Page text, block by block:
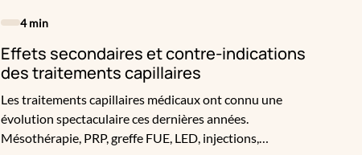
4 min
Effets secondaires et contre-indications
des traitements capillaires
Les traitements capillaires médicaux ont connu une
évolution spectaculaire ces dernières années.
Mésothérapie, PRP, greffe FUE, LED, injections,